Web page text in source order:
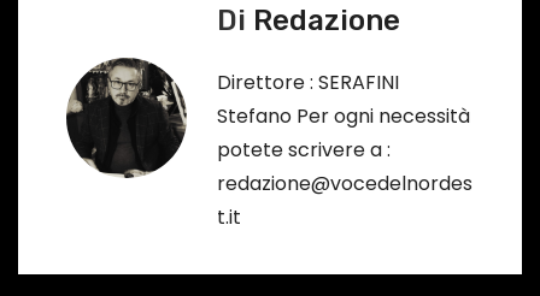
Di Redazione
Direttore : SERAFINI
Stefano Per ogni necessità
potete scrivere a :
redazione@vocedelnordes
t.it